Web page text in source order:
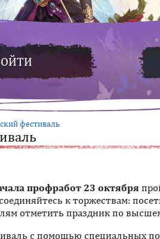
фестиваль
профработ 23 октября
к торжествам:
отметить праздник по
с помощью специальных